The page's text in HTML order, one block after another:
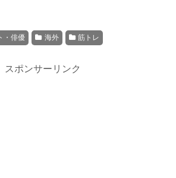
・俳優 海外 筋トレ
スポンサーリンク